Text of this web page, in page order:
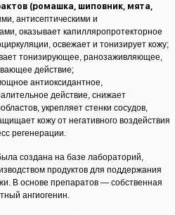
(ромашка, шиповник, мята,
антисептическими и
оказывает капилляропротекторное
освежает и тонизирует кожу;
тонизирующее, ранозаживляющее,
действие;
антиоксидантное,
действие, снижает
укрепляет стенки сосудов,
кожу от негативного воздействия
регенерации.
создана на базе лабораторий,
продуктов для поддержания
В основе препаратов — собственная
ангиогенин.